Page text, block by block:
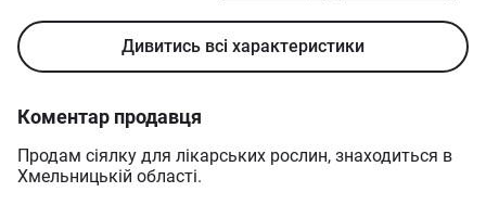
Дивитись всі характеристики
Коментар продавця
Продам сіялку для лікарських рослин, знаходиться в
Хмельницькій області.